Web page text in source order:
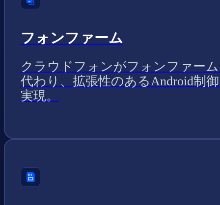
フォンファーム
クラウドフォンがフォンファー
代わり、拡張性のあるAndroid制
実現。